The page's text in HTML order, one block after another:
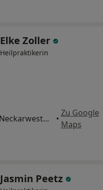
Elke Zoller
Heilpraktikerin
Strombergstr. 3, Neckarwestheim •
Zu Google
Maps
Jasmin Peetz